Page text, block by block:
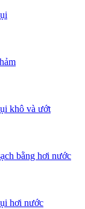
khô và ướt
bằng hơi nước
hơi nước